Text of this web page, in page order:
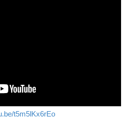
t5m5lKx6rEo